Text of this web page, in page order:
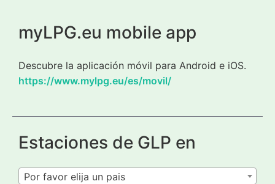
myLPG.eu mobile app
Descubre la aplicación móvil para Android e iOS.
https://www.mylpg.eu/es/movil/
Estaciones de GLP en
Por favor elija un pais